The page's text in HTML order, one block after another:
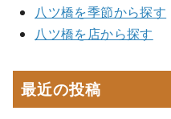
八ツ橋を季節から探す
八ツ橋を店から探す
最近の投稿